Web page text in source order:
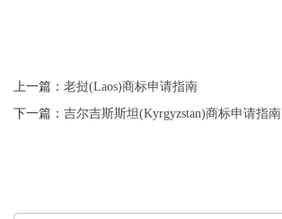
上一篇： 老挝(Laos)商标申请指南
下一篇： 吉尔吉斯斯坦(Kyrgyzstan)商标申请指南